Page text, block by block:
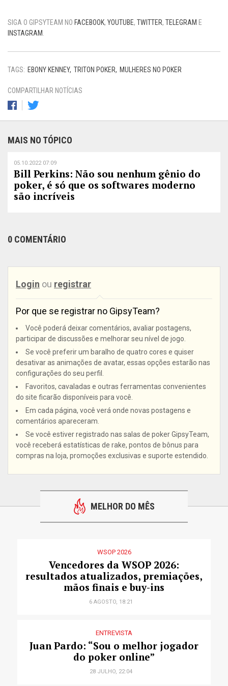
SIGA O GIPSYTEAM NO FACEBOOK, YOUTUBE, TWITTER, TELEGRAM E
INSTAGRAM
TAGS: EBONY KENNEY TRITON POKER MULHERES NO POKER
COMPARTILHAR NOTÍCIAS
MAIS NO TÓPICO
05.10.2022 07:09
Bill Perkins: Não sou nenhum gênio do
poker, é só que os softwares moderno
são incríveis
0 COMENTÁRIO
Login ou registrar
Por que se registrar no GipsyTeam?
Você poderá deixar comentários, avaliar postagens,
participar de discussões e melhorar seu nível de jogo.
Se você preferir um baralho de quatro cores e quiser
desativar as animações de avatar, essas opções estarão nas
configurações do seu perfil.
Favoritos, cavaladas e outras ferramentas convenientes
do site ficarão disponíveis para você.
Em cada página, você verá onde novas postagens e
comentários apareceram.
Se você estiver registrado nas salas de poker GipsyTeam,
você receberá estatísticas de rake, pontos de bônus para
compras na loja, promoções exclusivas e suporte estendido.
MELHOR DO MÊS
WSOP 2026
Vencedores da WSOP 2026:
resultados atualizados, premiações,
mãos finais e buy-ins
6 AGOSTO, 18:21
ENTREVISTA
Juan Pardo: “Sou o melhor jogador
do poker online”
28 JULHO, 22:04